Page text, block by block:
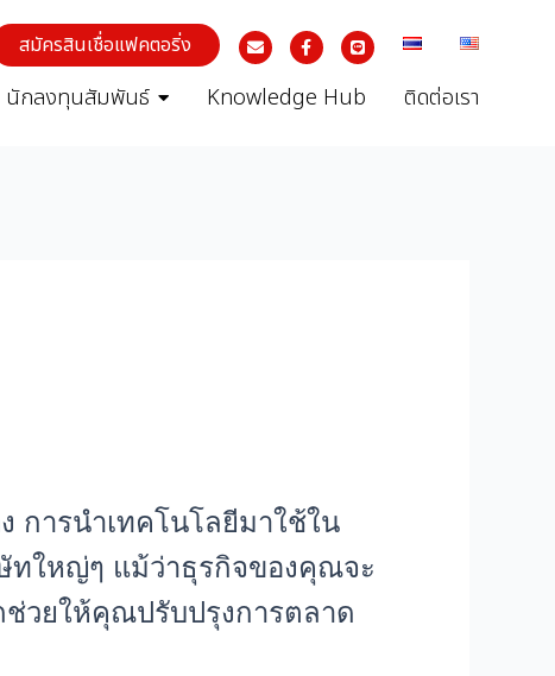
สมัครสินเชื่อแฟคตอริ่ง
นักลงทุนสัมพันธ์ Knowledge Hub ติดต่อเรา
การนำเทคโนโลยีมาใช้ใน
ทใหญ่ๆ แม้ว่าธุรกิจของคุณจะ
ช่วยให้คุณปรับปรุงการตลาด